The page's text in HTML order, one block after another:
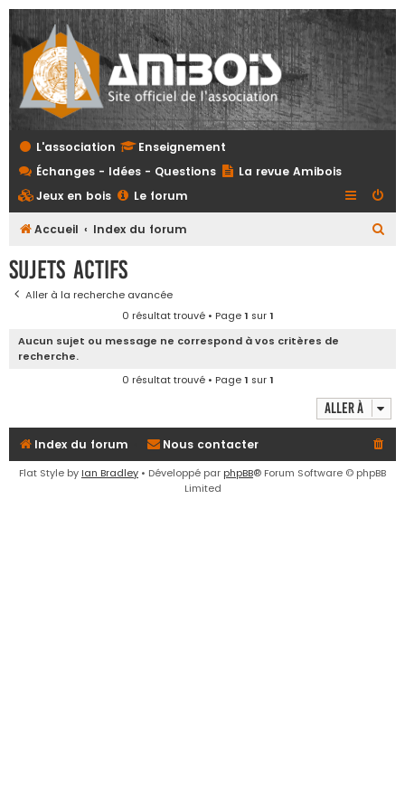
L'association
Enseignement
Échanges - Idées - Questions
La revue Amibois
Jeux en bois
Le forum
Accueil Index du forum
e
Sujets actifs
Aller à la recherche avancée
0 résultat trouvé • Page1 sur1
Aucun sujet ou message ne correspond à vos critères de
recherche.
0 résultat trouvé • Page1 sur1
Aller à
Index du forum Nous contacter
Flat Style by Ian Bradley • Développé par phpBB® Forum Software © phpBB
Limited